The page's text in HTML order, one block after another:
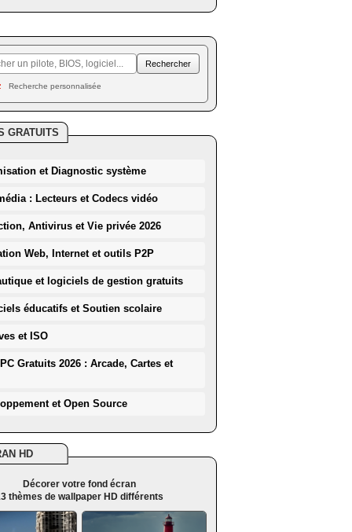
Recherche personnalisée
GRATUITS
et Diagnostic système
: Lecteurs et Codecs vidéo
Antivirus et Vie privée 2026
Web, Internet et outils P2P
et logiciels de gestion gratuits
éducatifs et Soutien scolaire
et ISO
Gratuits 2026 : Arcade, Cartes et
et Open Source
HD
Décorer votre fond écran
thèmes de wallpaper HD différents